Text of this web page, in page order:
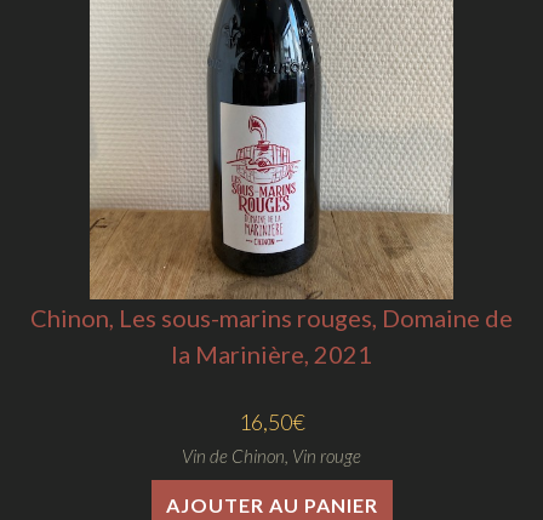
Chinon, Les sous-marins rouges, Domaine de
la Marinière, 2021
16,50€
Vin de Chinon Vin rouge
AJOUTER AU PANIER